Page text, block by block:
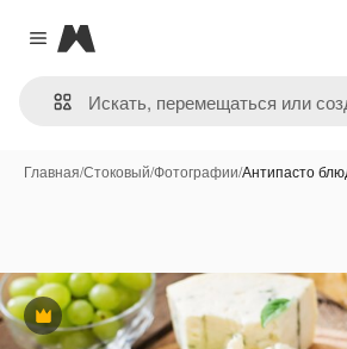
Close menu
Magnific
Главная/Стоковый/Фотографии/Антипасто
Премиум